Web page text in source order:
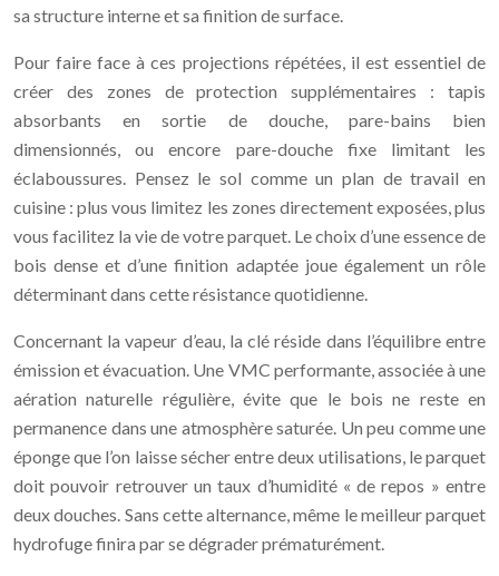
sa structure interne et sa finition de surface.
Pour faire face à ces projections répétées, il est essentiel de
créer des zones de protection supplémentaires : tapis
absorbants en sortie de douche, pare-bains bien
dimensionnés, ou encore pare-douche fixe limitant les
éclaboussures. Pensez le sol comme un plan de travail en
cuisine : plus vous limitez les zones directement exposées, plus
vous facilitez la vie de votre parquet. Le choix d’une essence de
bois dense et d’une finition adaptée joue également un rôle
déterminant dans cette résistance quotidienne.
Concernant la vapeur d’eau, la clé réside dans l’équilibre entre
émission et évacuation. Une VMC performante, associée à une
aération naturelle régulière, évite que le bois ne reste en
permanence dans une atmosphère saturée. Un peu comme une
éponge que l’on laisse sécher entre deux utilisations, le parquet
doit pouvoir retrouver un taux d’humidité « de repos » entre
deux douches. Sans cette alternance, même le meilleur parquet
hydrofuge finira par se dégrader prématurément.